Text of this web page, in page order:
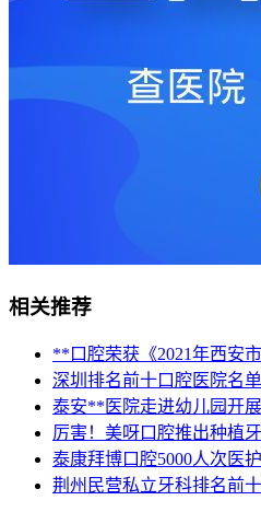
相关推荐
**口腔荣获《2021年西安
深圳排名前十口腔医院名
泰安**医院走进幼儿园开
厉害！美呀口腔推出种植
泰康拜博口腔5000人次医
荆州民营私立牙科排名前